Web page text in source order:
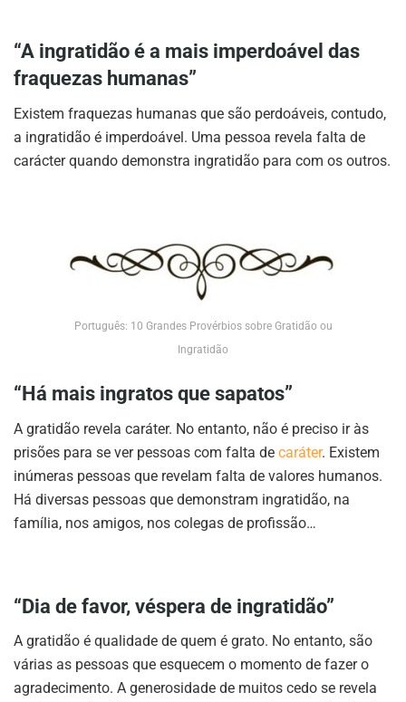
“A ingratidão é a mais imperdoável das
fraquezas humanas”
Existem fraquezas humanas que são perdoáveis, contudo,
a ingratidão é imperdoável. Uma pessoa revela falta de
carácter quando demonstra ingratidão para com os outros.
Português: 10 Grandes Provérbios sobre Gratidão ou
Ingratidão
“Há mais ingratos que sapatos”
A gratidão revela caráter. No entanto, não é preciso ir às
prisões para se ver pessoas com falta de caráter. Existem
inúmeras pessoas que revelam falta de valores humanos.
Há diversas pessoas que demonstram ingratidão, na
família, nos amigos, nos colegas de profissão…
“Dia de favor, véspera de ingratidão”
A gratidão é qualidade de quem é grato. No entanto, são
várias as pessoas que esquecem o momento de fazer o
agradecimento. A generosidade de muitos cedo se revela